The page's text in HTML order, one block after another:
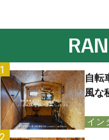
1
自転
風な
イン
2